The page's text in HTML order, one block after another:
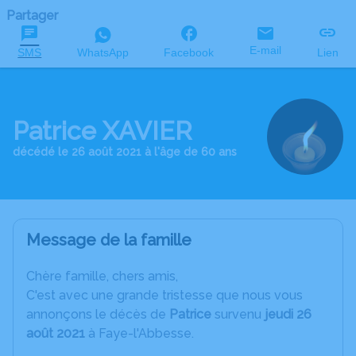
Partager
SMS WhatsApp Facebook E-mail Lien
Patrice XAVIER
décédé le 26 août 2021 à l'âge de 60 ans
Message de la famille
Chère famille, chers amis,
C'est avec une grande tristesse que nous vous
annonçons le décès de Patrice survenu jeudi 26
août 2021 à Faye-l'Abbesse.